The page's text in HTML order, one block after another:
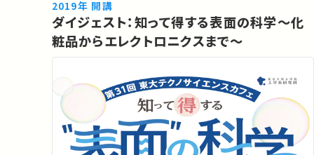
tokyo.ac.jp/foe/admission/t_lab.html ★あ
なたのシェアが、ほかの誰かの学びに繋がるかもし
れません。…
2019年 開講
ダイジェスト：知って得する表面の科学～化
粧品からエレクトロニクスまで～